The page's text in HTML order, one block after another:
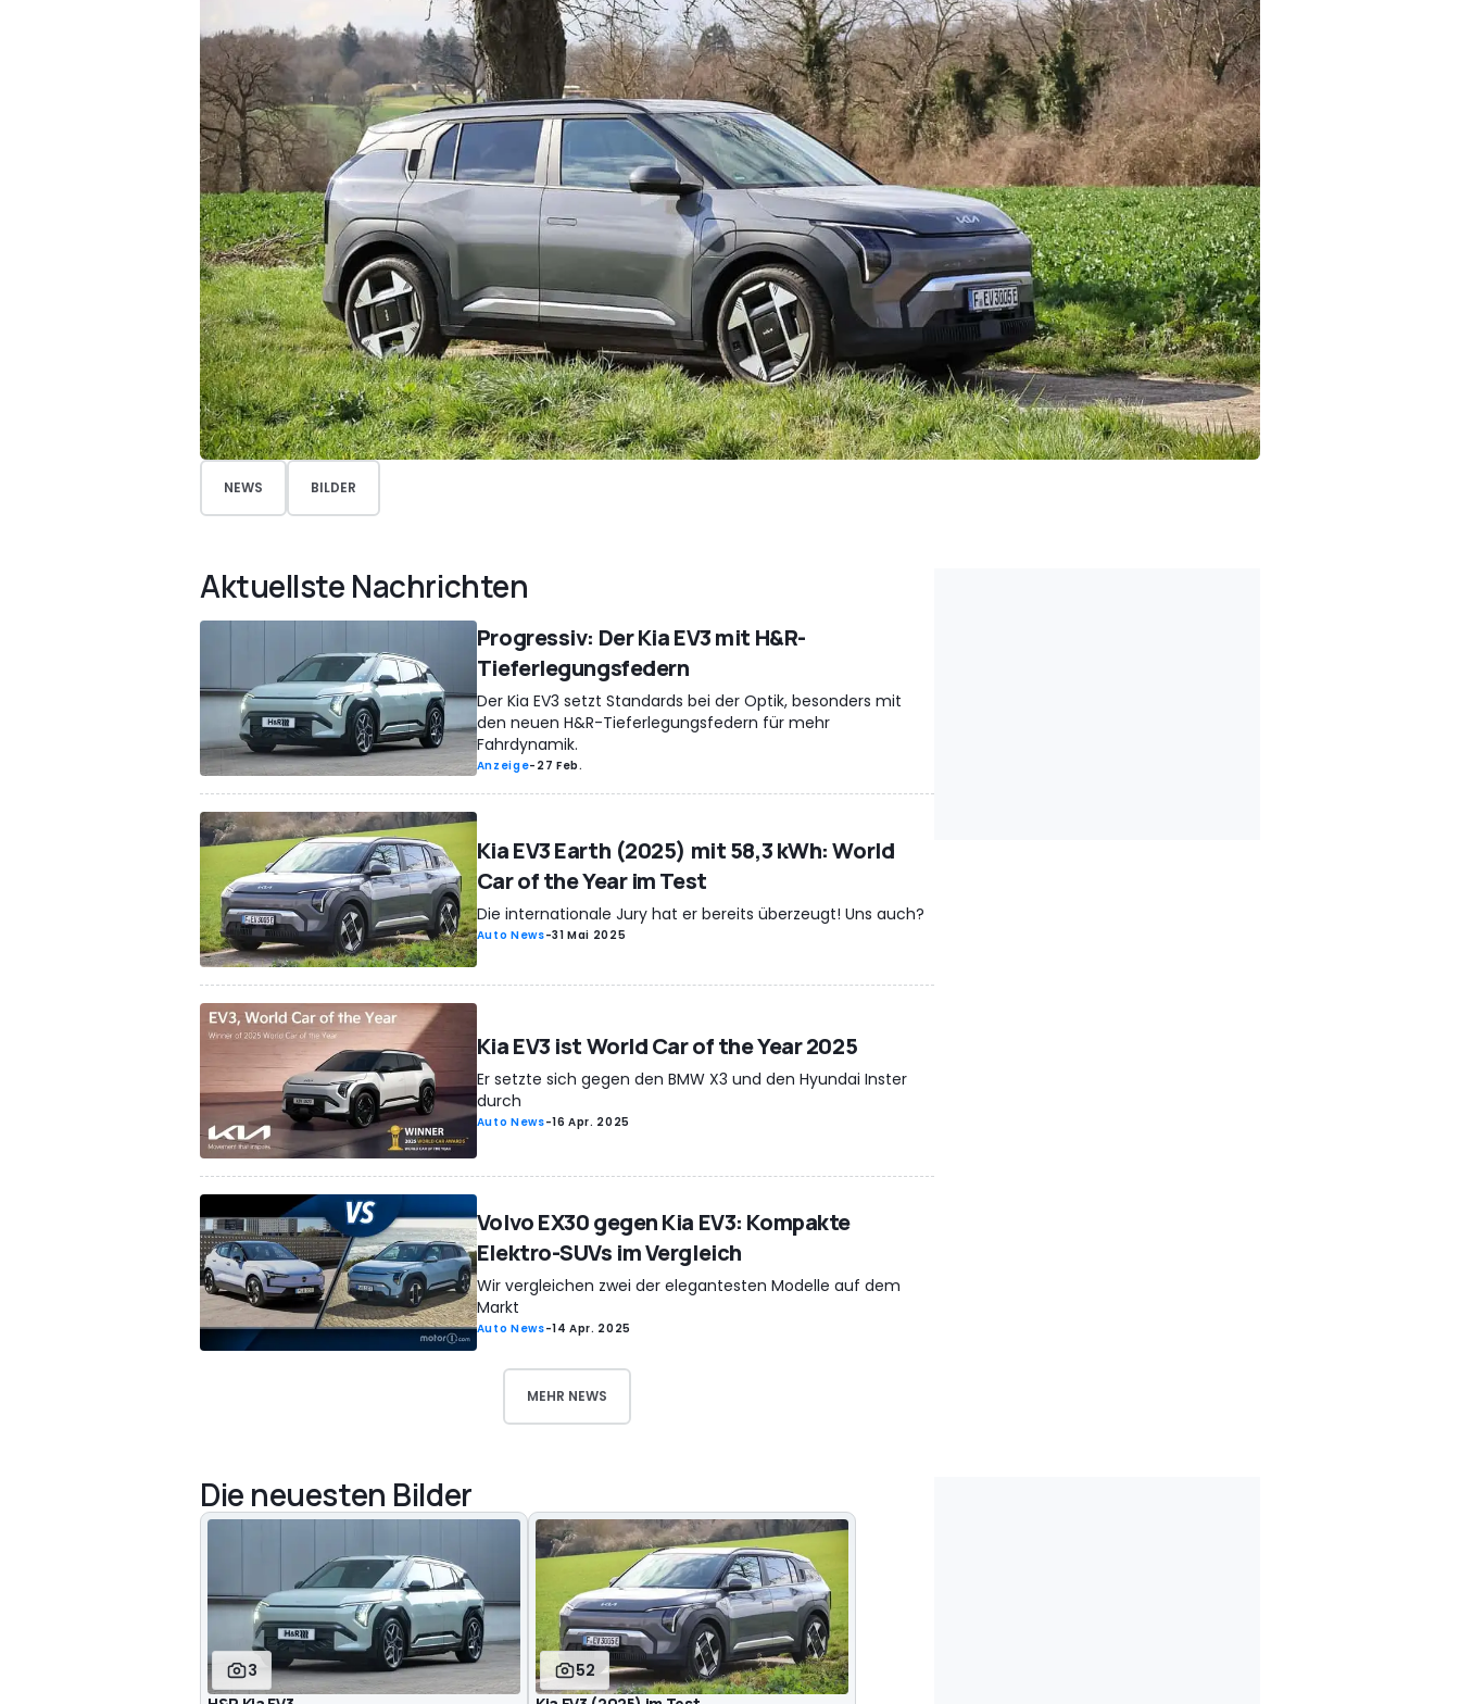
NEWS BILDER
Aktuellste Nachrichten
Progressiv: Der Kia EV3 mit H&R-
Tieferlegungsfedern
Der Kia EV3 setzt Standards bei der Optik, besonders mit
den neuen H&R-Tieferlegungsfedern für mehr
Fahrdynamik.
Anzeige- 27 Feb.
Kia EV3 Earth (2025) mit 58,3 kWh: World
Car of the Year im Test
Die internationale Jury hat er bereits überzeugt! Uns auch?
Auto News-31 Mai 2025
Kia EV3 ist World Car of the Year 2025
Er setzte sich gegen den BMW X3 und den Hyundai Inster
durch
Auto News-16 Apr. 2025
Volvo EX30 gegen Kia EV3: Kompakte
Elektro-SUVs im Vergleich
Wir vergleichen zwei der elegantesten Modelle auf dem
Markt
Auto News-14 Apr. 2025
MEHR NEWS
Die neuesten Bilder
3 52